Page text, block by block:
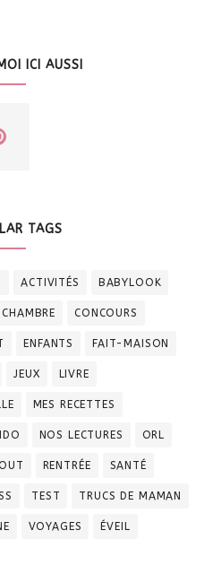
ICI AUSSI
TAGS
ACTIVITÉS BABYLOOK
CHAMBRE CONCOURS
ENFANTS FAIT-MAISON
JEUX LIVRE
MES RECETTES
NOS LECTURES ORL
RENTRÉE SANTÉ
TEST TRUCS DE MAMAN
VOYAGES ÉVEIL